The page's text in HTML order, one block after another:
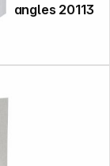
1x125 Daiber Leporellos 13x18cm blanc/3 angles 20113